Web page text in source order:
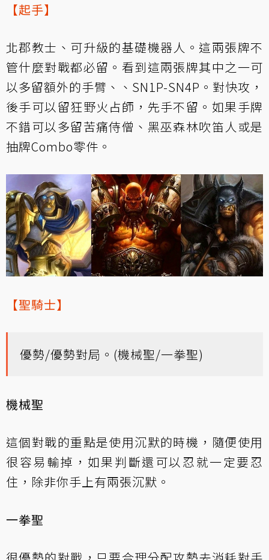
【起手】
北郡教士、可升級的基礎機器人。這兩張牌不
管什麼對戰都必留。看到這兩張牌其中之一可
以多留額外的手臂、、SN1P-SN4P。對快攻，
後手可以留狂野火占師，先手不留。如果手牌
不錯可以多留苦痛侍僧、黑巫森林吹笛人或是
抽牌Combo零件。
【聖騎士】
優勢/優勢對局。(機械聖/一拳聖)
機械聖
這個對戰的重點是使用沉默的時機，隨便使用
很容易輸掉，如果判斷還可以忍就一定要忍
住，除非你手上有兩張沉默。
一拳聖